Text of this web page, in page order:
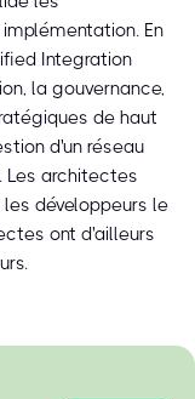
En
Integration
la gouvernance,
de haut
d'un réseau
Les architectes
développeurs le
ont d'ailleurs